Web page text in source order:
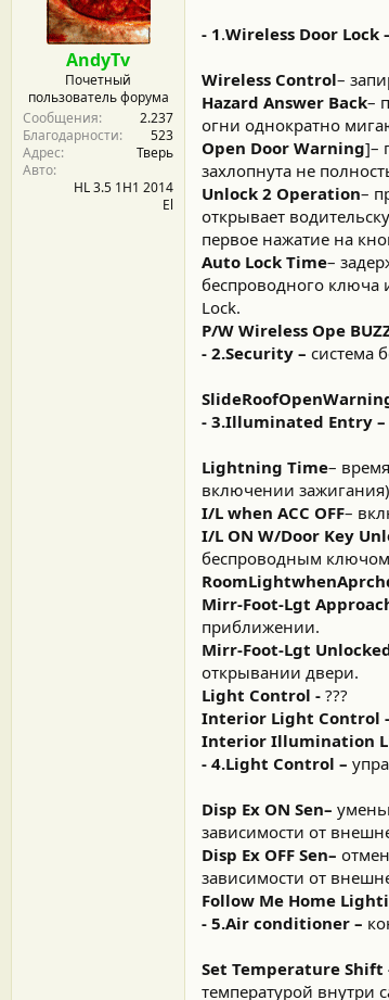
л
а
AndyTv
Почетный
пользователь форума
Сообщения
2.237
Благодарности
523
Адрес
Тверь
Авто
HL 3.5 1H1 2014
El
- 1.Wireless Door Lock
Wireless Control–
Hazard Answer Back–
огни однократно
Open Door Warning]–
захлопнута не
Unlock 2 Operation–
открывает
первое нажатие на
Auto Lock Time–
беспроводного ключа
Lock.
P/W Wireless Ope
- 2.Security – система
- 3.Illuminated Entry –
Lightning Time–
включении
I/L when ACC OFF–
I/L ON W/Door Key
беспроводным
Mirr-Foot-Lgt
приближении.
Mirr-Foot-Lgt
открывании двери.
Light Control - ???
Interior Light Control -
Interior Illumination
- 4.Light Control –
Disp Ex ON Sen–
зависимости от
Disp Ex OFF Sen–
зависимости от
Follow Me Home
- 5.Air conditioner –
Set Temperature Shift
температурой внутри